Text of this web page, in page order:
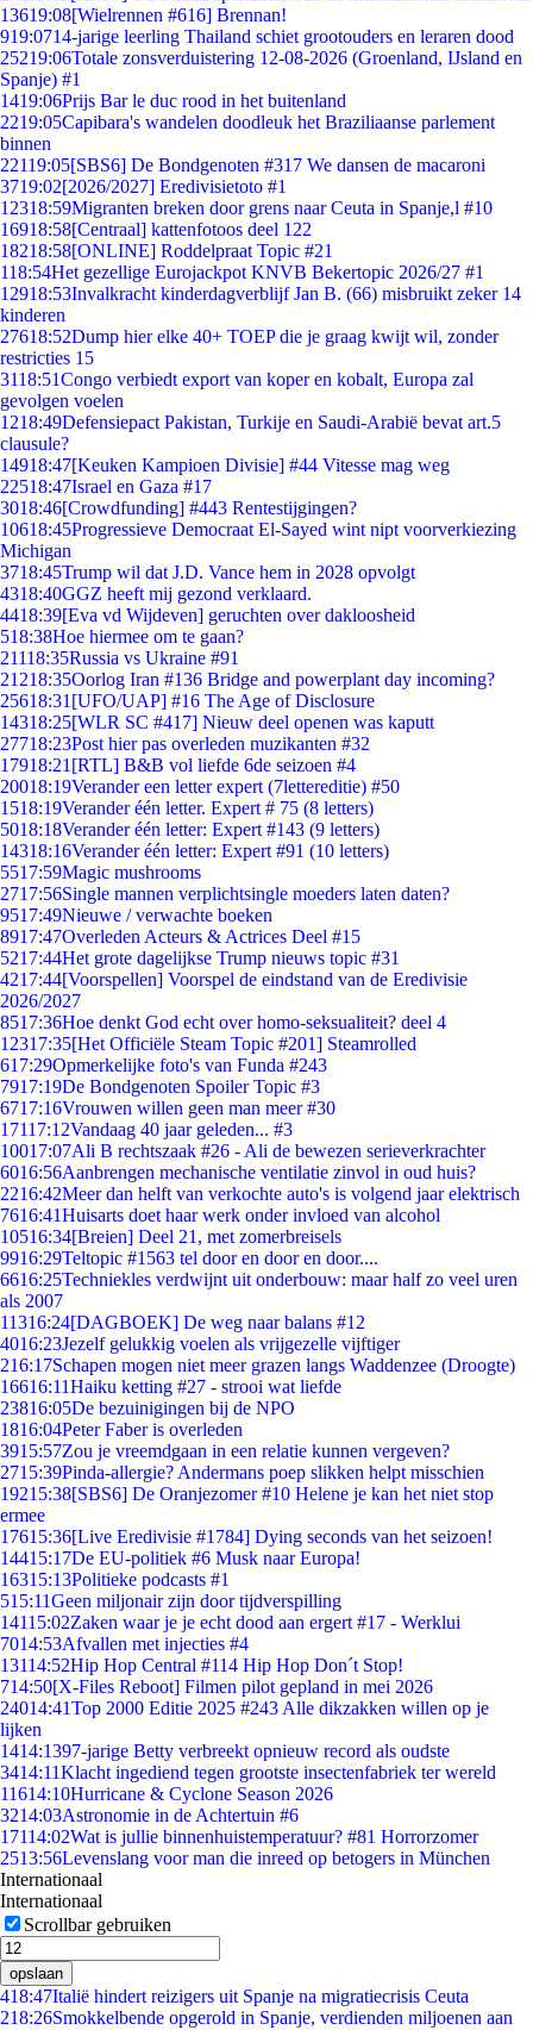
13619:08[Wielrennen #616] Brennan!
919:0714-jarige leerling Thailand schiet grootouders en leraren dood
25219:06Totale zonsverduistering 12-08-2026 (Groenland, IJsland en
Spanje) #1
1419:06Prijs Bar le duc rood in het buitenland
2219:05Capibara's wandelen doodleuk het Braziliaanse parlement
binnen
22119:05[SBS6] De Bondgenoten #317 We dansen de macaroni
3719:02[2026/2027] Eredivisietoto #1
12318:59Migranten breken door grens naar Ceuta in Spanje,l #10
16918:58[Centraal] kattenfotoos deel 122
18218:58[ONLINE] Roddelpraat Topic #21
118:54Het gezellige Eurojackpot KNVB Bekertopic 2026/27 #1
12918:53Invalkracht kinderdagverblijf Jan B. (66) misbruikt zeker 14
kinderen
27618:52Dump hier elke 40+ TOEP die je graag kwijt wil, zonder
restricties 15
3118:51Congo verbiedt export van koper en kobalt, Europa zal
gevolgen voelen
1218:49Defensiepact Pakistan, Turkije en Saudi-Arabië bevat art.5
clausule?
14918:47[Keuken Kampioen Divisie] #44 Vitesse mag weg
22518:47Israel en Gaza #17
3018:46[Crowdfunding] #443 Rentestijgingen?
10618:45Progressieve Democraat El-Sayed wint nipt voorverkiezing
Michigan
3718:45Trump wil dat J.D. Vance hem in 2028 opvolgt
4318:40GGZ heeft mij gezond verklaard.
4418:39[Eva vd Wijdeven] geruchten over dakloosheid
518:38Hoe hiermee om te gaan?
21118:35Russia vs Ukraine #91
21218:35Oorlog Iran #136 Bridge and powerplant day incoming?
25618:31 [UFO/UAP] #16 The Age of Disclosure
14318:25[WLR SC #417] Nieuw deel openen was kaputt
27718:23Post hier pas overleden muzikanten #32
17918:21 [RTL] B&B vol liefde 6de seizoen #4
20018:19Verander een letter expert (7lettereditie) #50
1518:19Verander één letter. Expert # 75 (8 letters)
5018:18Verander één letter: Expert #143 (9 letters)
14318:16Verander één letter: Expert #91 (10 letters)
5517:59Magic mushrooms
2717:56Single mannen verplichtsingle moeders laten daten?
9517:49Nieuwe / verwachte boeken
8917:47Overleden Acteurs & Actrices Deel #15
5217:44Het grote dagelijkse Trump nieuws topic #31
4217:44[Voorspellen] Voorspel de eindstand van de Eredivisie
2026/2027
8517:36Hoe denkt God echt over homo-seksualiteit? deel 4
12317:35[Het Officiële Steam Topic #201] Steamrolled
617:29Opmerkelijke foto's van Funda #243
7917:19De Bondgenoten Spoiler Topic #3
6717:16Vrouwen willen geen man meer #30
17117:12Vandaag 40 jaar geleden... #3
10017:07Ali B rechtszaak #26 - Ali de bewezen serieverkrachter
6016:56Aanbrengen mechanische ventilatie zinvol in oud huis?
2216:42Meer dan helft van verkochte auto's is volgend jaar elektrisch
7616:41Huisarts doet haar werk onder invloed van alcohol
10516:34[Breien] Deel 21, met zomerbreisels
9916:29Teltopic #1563 tel door en door en door....
6616:25Techniekles verdwijnt uit onderbouw: maar half zo veel uren
als 2007
11316:24[DAGBOEK] De weg naar balans #12
4016:23Jezelf gelukkig voelen als vrijgezelle vijftiger
216:17Schapen mogen niet meer grazen langs Waddenzee (Droogte)
16616:11Haiku ketting #27 - strooi wat liefde
23816:05De bezuinigingen bij de NPO
1816:04Peter Faber is overleden
3915:57Zou je vreemdgaan in een relatie kunnen vergeven?
2715:39Pinda-allergie? Andermans poep slikken helpt misschien
19215:38[SBS6] De Oranjezomer #10 Helene je kan het niet stop
ermee
17615:36[Live Eredivisie #1784] Dying seconds van het seizoen!
14415:17De EU-politiek #6 Musk naar Europa!
16315:13Politieke podcasts #1
515:11Geen miljonair zijn door tijdverspilling
14115:02Zaken waar je je echt dood aan ergert #17 - Werklui
7014:53Afvallen met injecties #4
13114:52Hip Hop Central #114 Hip Hop Don´t Stop!
714:50[X-Files Reboot] Filmen pilot gepland in mei 2026
24014:41Top 2000 Editie 2025 #243 Alle dikzakken willen op je
lijken
1414:1397-jarige Betty verbreekt opnieuw record als oudste
3414:11Klacht ingediend tegen grootste insectenfabriek ter wereld
11614:10Hurricane & Cyclone Season 2026
3214:03Astronomie in de Achtertuin #6
17114:02Wat is jullie binnenhuistemperatuur? #81 Horrorzomer
2513:56Levenslang voor man die inreed op betogers in München
Internationaal
Internationaal
Scrollbar gebruiken
opslaan
418:47Italië hindert reizigers uit Spanje na migratiecrisis Ceuta
218:26Smokkelbende opgerold in Spanje, verdienden miljoenen aan